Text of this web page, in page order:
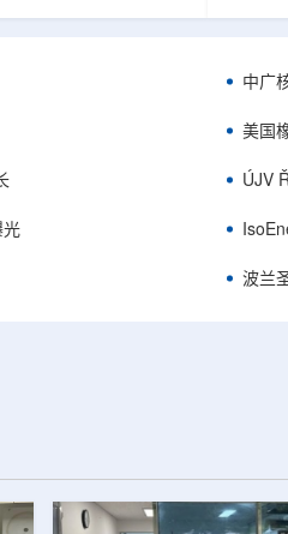
3275万磅、inferred
预可研钻探，待联邦与
年下半年完成预可
Professional
、SLR I...
建项目
将拉
30%，
赖。委
海外铀...
光
中广
美国
ÚJV
波兰